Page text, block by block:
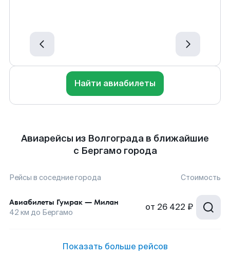
Найти авиабилеты
Авиарейсы из Волгограда в ближайшие
с Бергамо города
Рейсы в соседние города Стоимость
Авиабилеты Гумрак — Милан
42 км до Бергамо от 26 422 ₽
Показать больше рейсов